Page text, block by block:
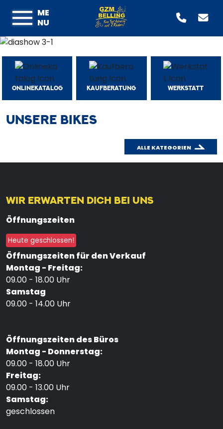
ME
NU
ONLINEKATALOG KAUFBERATUNG WERKSTATT
UNSERE BIKES
ALLE KATEGORIEN
WIR ERWARTEN DICH BEI UNS
Öffnungszeiten
Heute geschlossen!
Öffnungszeiten für den Verkauf
Montag - Freitag:
09.00 - 18.00 Uhr
Samstag
09.00 - 14.00 Uhr
Öffnungszeiten des Büros
Montag - Donnerstag:
09.00 - 18.00 Uhr
Freitag:
09.00 - 13.00 Uhr
Samstag:
geschlossen